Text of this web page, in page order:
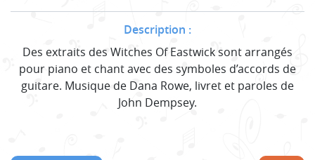
Description :
Des extraits des Witches Of Eastwick sont arrangés
pour piano et chant avec des symboles d’accords de
guitare. Musique de Dana Rowe, livret et paroles de
John Dempsey.